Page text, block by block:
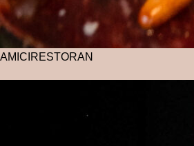
AMICI RESTORAN